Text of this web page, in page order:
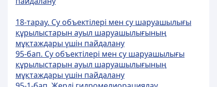
18-тарау. Су объектілері мен су шаруашылығы
құрылыстарын ауыл шаруашылығының
мұқтаждары үшін пайдалану
95-бап. Су объектiлерi мен су шаруашылығы
құрылыстарын ауыл шаруашылығының
мұқтаждары үшiн пайдалану